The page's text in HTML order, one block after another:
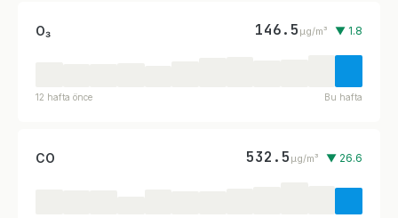
O₃ 146.5 µg/m³ ▼ 1.8
12 hafta önce Bu hafta
CO 532.5 µg/m³ ▼ 26.6